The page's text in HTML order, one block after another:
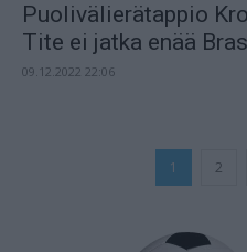
Puolivälierätappio
Tite ei jatka enää
09.12.2022 22:06
1 2